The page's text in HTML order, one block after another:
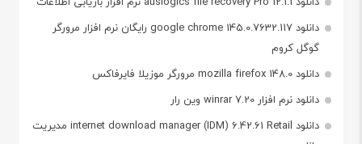
دانلود google chrome 145.0.7632.117 رایگان نرم افزار مرورگر
گوگل کروم
دانلود mozilla firefox 148.0 مرورگر موزیلا فایرفاکس
دانلود نرم افزار winrar 7.20 وین رار
دانلود internet download manager (IDM) 6.42.61 Retail مدیریت